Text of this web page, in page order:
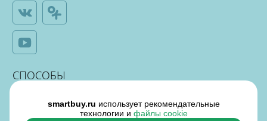
СПОСОБЫ
ОПЛАТЫ
smartbuy.ru использует рекомендательные
технологии и файлы cookie